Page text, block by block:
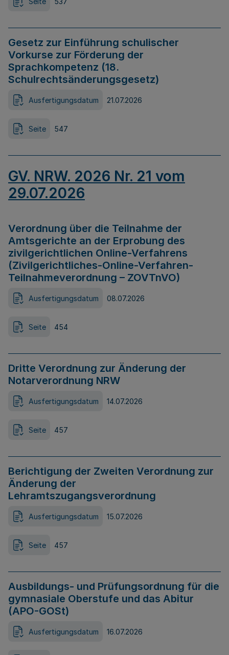
Gesetz zur Einführung schulischer
Vorkurse zur Förderung der
Sprachkompetenz (18.
Schulrechtsänderungsgesetz)
Ausfertigungsdatum 21.07.2026
Seite 547
GV. NRW. 2026 Nr. 21 vom
29.07.2026
Verordnung über die Teilnahme der
Amtsgerichte an der Erprobung des
zivilgerichtlichen Online-Verfahrens
(Zivilgerichtliches-Online-Verfahren-
Teilnahmeverordnung – ZOVTnVO)
Ausfertigungsdatum 08.07.2026
Seite 454
Dritte Verordnung zur Änderung der
Notarverordnung NRW
Ausfertigungsdatum 14.07.2026
Seite 457
Berichtigung der Zweiten Verordnung zur
Änderung der
Lehramtszugangsverordnung
Ausfertigungsdatum 15.07.2026
Seite 457
Ausbildungs- und Prüfungsordnung für die
gymnasiale Oberstufe und das Abitur
(APO-GOSt)
Ausfertigungsdatum 16.07.2026